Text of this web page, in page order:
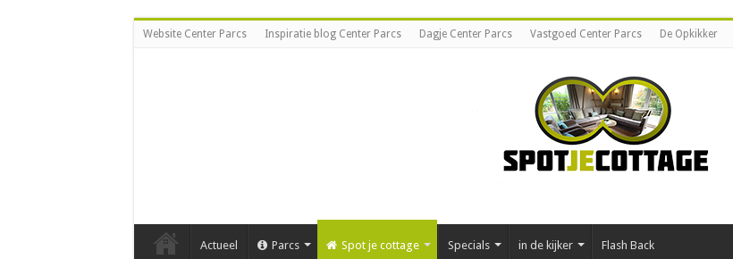
Website Center Parcs Inspiratie blog Center Parcs Dagje Center Parcs Vastgoed Center Parcs De Opkikker
Actueel Parcs Spot je cottage Specials in de kijker Flash Back